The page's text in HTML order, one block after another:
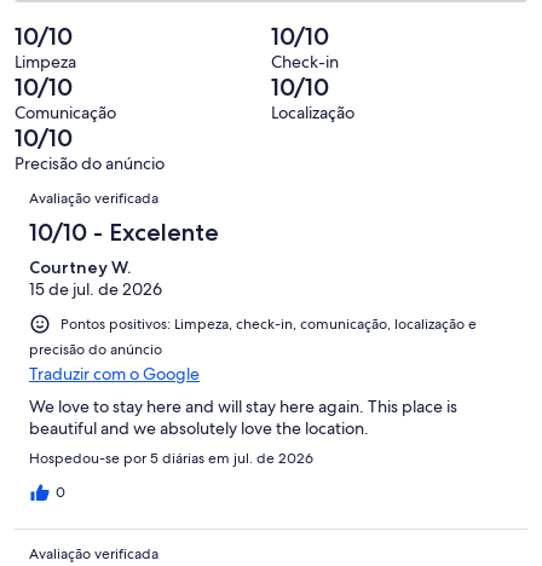
avaliações
de
159
avaliações
0
de
159
avaliações
-
Terrível.
0
de
159
avaliações
10/10
Limpeza
10/10
Check-in
10/10
Comunicação
10/10
Localização
10/10
Precisão do anúncio
Avaliações
Avaliação verificada
10/10 - Excelente
Courtney W.
15 de jul. de 2026
Pontos positivos: Limpeza, check-in, comunicação, localização e
precisão do anúncio
Traduzir com o Google
We love to stay here and will stay here again. This place is
beautiful and we absolutely love the location.
Hospedou-se por 5 diárias em jul. de 2026
0
Avaliação verificada